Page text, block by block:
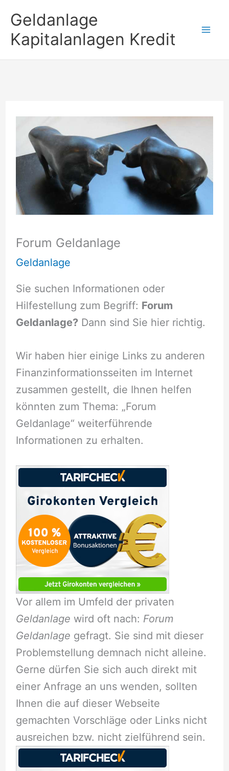
Inhalt
springen
Geldanlage
Kapitalanlagen Kredit
Forum Geldanlage
Geldanlage
Sie suchen Informationen oder
Hilfestellung zum Begriff: Forum
Geldanlage?Dann sind Sie hier richtig.
Wir haben hier einige Links zu anderen
Finanzinformationsseiten im Internet
zusammen gestellt, die Ihnen helfen
könnten zum Thema: „Forum
Geldanlage“ weiterführende
Informationen zu erhalten.
Vor allem im Umfeld der privaten
Geldanlage wird oft nach: Forum
Geldanlage gefragt. Sie sind mit dieser
Problemstellung demnach nicht alleine.
Gerne dürfen Sie sich auch direkt mit
einer Anfrage an uns wenden, sollten
Ihnen die auf dieser Webseite
gemachten Vorschläge oder Links nicht
ausreichen bzw. nicht zielführend sein.